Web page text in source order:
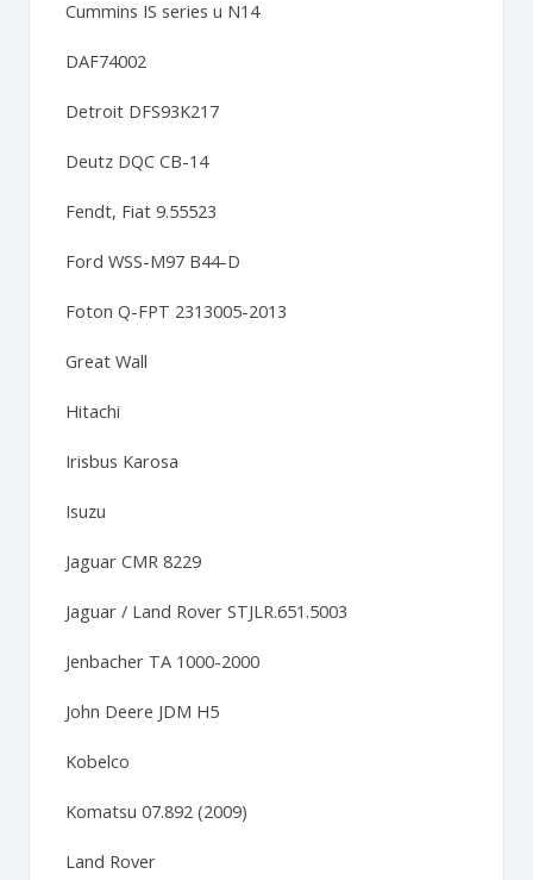
Cummins IS series u N14
DAF74002
Detroit DFS93K217
Deutz DQC CB-14
Fendt, Fiat 9.55523
Ford WSS-M97 B44-D
Foton Q-FPT 2313005-2013
Great Wall
Hitachi
Irisbus Karosa
Isuzu
Jaguar CMR 8229
Jaguar / Land Rover STJLR.651.5003
Jenbacher TA 1000-2000
John Deere JDM H5
Kobelco
Komatsu 07.892 (2009)
Land Rover